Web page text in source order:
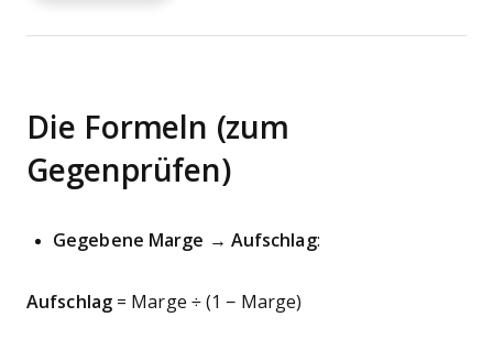
Die Formeln (zum
Gegenprüfen)
Gegebene Marge → Aufschlag:
Aufschlag= Marge ÷ (1 − Marge)